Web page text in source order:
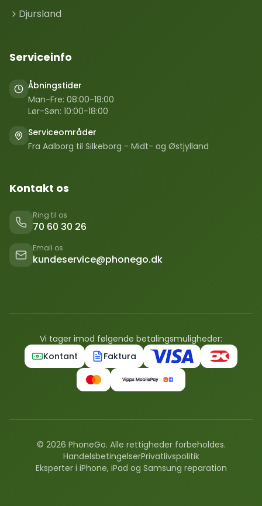
Djursland
Serviceinfo
Åbningstider
Man-Fre: 08:00-18:00
Lør-Søn: 10:00-18:00
Serviceområder
Fra Aalborg til Silkeborg - Midt- og Østjylland
Kontakt os
Ring til os
70 60 30 26
Email os
kundeservice@phonego.dk
Vi tager imod følgende betalingsmuligheder:
Kontant
Faktura
© 2026 PhoneGo. Alle rettigheder forbeholdes.
HandelsbetingelserPrivatlivspolitik
Eksperter i iPhone, iPad og Samsung reparation